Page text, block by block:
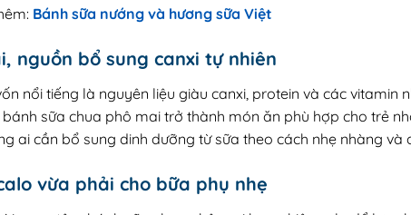
Bánh sữa nướng và hương sữa Việt
nguồn bổ sung canxi tự nhiên
nổi tiếng là nguyên liệu giàu canxi, protein và các
bánh sữa chua phô mai trở thành món ăn phù hợp cho trẻ
ai cần bổ sung dinh dưỡng từ sữa theo cách nhẹ nhàng và
vừa phải cho bữa phụ nhẹ